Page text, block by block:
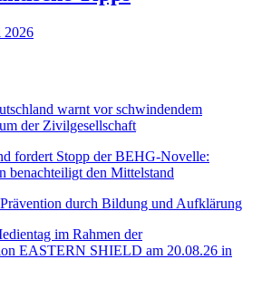
2026
warnt vor schwindendem
der Zivilgesellschaft
fordert Stopp der BEHG-Novelle:
benachteiligt den Mittelstand
durch Bildung und Aufklärung
im Rahmen der
EASTERN SHIELD am 20.08.26 in